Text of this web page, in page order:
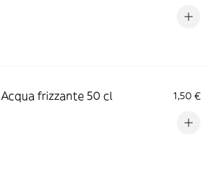
Acqua frizzante 50 cl 1,50 €